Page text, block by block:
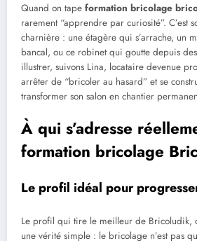
Quand on tape formation bricolage
rarement “apprendre par curiosité”. C’est
charnière : une étagère qui s’arrache, un
bancal, ou ce robinet qui goutte depuis
illustrer, suivons Lina, locataire devenue
arrêter de “bricoler au hasard” et se
transformer son salon en chantier
À qui s’adresse
formation bricolage
Le profil idéal pour
Le profil qui tire le meilleur de Bricoludik,
une vérité simple : le bricolage n’est pas